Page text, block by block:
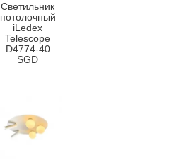
Светильник
потолочный
iLedex
Telescope
D4774-40
SGD